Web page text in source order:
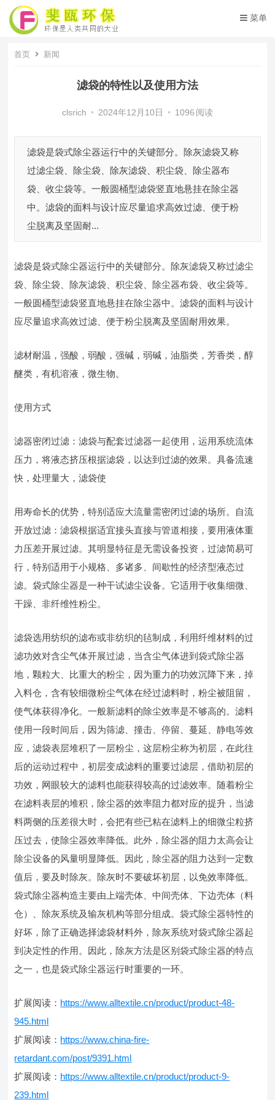
菜单
首页 新闻
滤袋的特性以及使用方法
clsrich • 2024年12月10日 • 1096 阅读
滤袋是袋式除尘器运行中的关键部分。除灰滤袋又称
过滤尘袋、除尘袋、除灰滤袋、积尘袋、除尘器布
袋、收尘袋等。一般圆桶型滤袋竖直地悬挂在除尘器
中。滤袋的面料与设计应尽量追求高效过滤、便于粉
尘脱离及坚固耐...
滤袋是袋式除尘器运行中的关键部分。除灰滤袋又称过滤尘
袋、除尘袋、除灰滤袋、积尘袋、除尘器布袋、收尘袋等。
一般圆桶型滤袋竖直地悬挂在除尘器中。滤袋的面料与设计
应尽量追求高效过滤、便于粉尘脱离及坚固耐用效果。
滤材耐温，强酸，弱酸，强碱，弱碱，油脂类，芳香类，醇
醚类，有机溶液，微生物。
使用方式
滤器密闭过滤：滤袋与配套过滤器一起使用，运用系统流体
压力，将液态挤压根据滤袋，以达到过滤的效果。具备流速
快，处理量大，滤袋使
用寿命长的优势，特别适应大流量需密闭过滤的场所。自流
开放过滤：滤袋根据适宜接头直接与管道相接，要用液体重
力压差开展过滤。其明显特征是无需设备投资，过滤简易可
行，特别适用于小规格、多诸多、间歇性的经济型液态过
滤。袋式除尘器是一种干试滤尘设备。它适用于收集细微、
干躁、非纤维性粉尘。
滤袋选用纺织的滤布或非纺织的毡制成，利用纤维材料的过
滤功效对含尘气体开展过滤，当含尘气体进到袋式除尘器
地，颗粒大、比重大的粉尘，因为重力的功效沉降下来，掉
入料仓，含有较细微粉尘气体在经过滤料时，粉尘被阻留，
使气体获得净化。一般新滤料的除尘效率是不够高的。滤料
使用一段时间后，因为筛滤、撞击、停留、蔓延、静电等效
应，滤袋表层堆积了一层粉尘，这层粉尘称为初层，在此往
后的运动过程中，初层变成滤料的重要过滤层，借助初层的
功效，网眼较大的滤料也能获得较高的过滤效率。随着粉尘
在滤料表层的堆积，除尘器的效率阻力都对应的提升，当滤
料两侧的压差很大时，会把有些已粘在滤料上的细微尘粒挤
压过去，使除尘器效率降低。此外，除尘器的阻力太高会让
除尘设备的风量明显降低。因此，除尘器的阻力达到一定数
值后，要及时除灰。除灰时不要破坏初层，以免效率降低。
袋式除尘器构造主要由上端壳体、中间壳体、下边壳体（料
仓）、除灰系统及输灰机构等部分组成。袋式除尘器特性的
好坏，除了正确选择滤袋材料外，除灰系统对袋式除尘器起
到决定性的作用。因此，除灰方法是区别袋式除尘器的特点
之一，也是袋式除尘器运行时重要的一环。
扩展阅读： https://www.alltextile.cn/product/product-48-
945.html
扩展阅读： https://www.china-fire-
retardant.com/post/9391.html
扩展阅读： https://www.alltextile.cn/product/product-9-
239.html